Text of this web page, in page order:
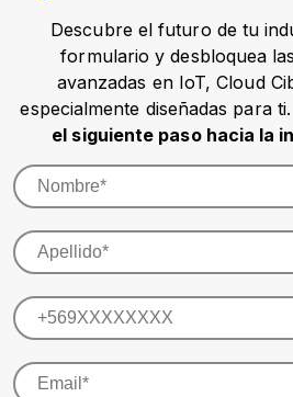
Descubre el futuro de tu
formulario y desbloquea
avanzadas en IoT, Cloud
especialmente diseñadas para ti.
el siguiente paso hacia la